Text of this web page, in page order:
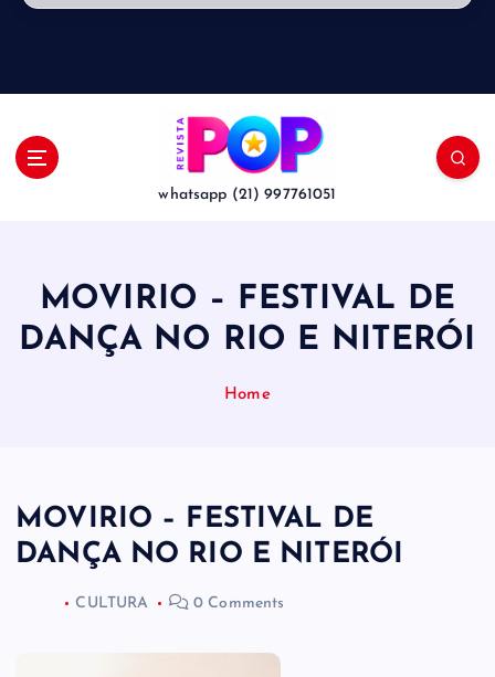
whatsapp (21) 997761051
MOVIRIO – FESTIVAL DE
DANÇA NO RIO E NITERÓI
Home
MOVIRIO – FESTIVAL DE
DANÇA NO RIO E NITERÓI
CULTURA 0 Comments